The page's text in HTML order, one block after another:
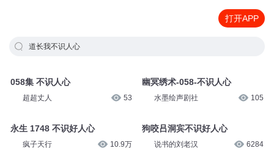
打开APP
道长我不识人心
058集 不识人心
超超丈人 53
永生 1748 不识好人心
疯子天行 10.9万
幽冥绣术-058-不识人心
水墨绘声剧社 105
狗咬吕洞宾不识好人心
说书的刘老汉 6284